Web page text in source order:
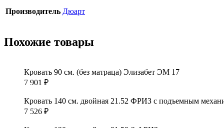
Производитель Дюарт
Похожие товары
Кровать 90 см. (без матраца) Элизабет ЭМ 17
7 901 ₽
Кровать 140 см. двойная 21.52 ФРИЗ с подъемным
7 526 ₽